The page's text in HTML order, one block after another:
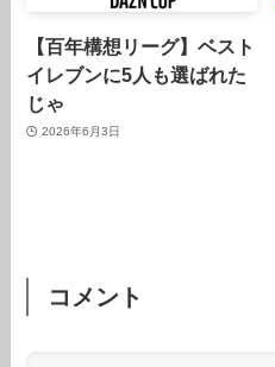
【百年構想リーグ】ベスト
イレブンに5人も選ばれた
じゃ
2026年6月3日
コメント